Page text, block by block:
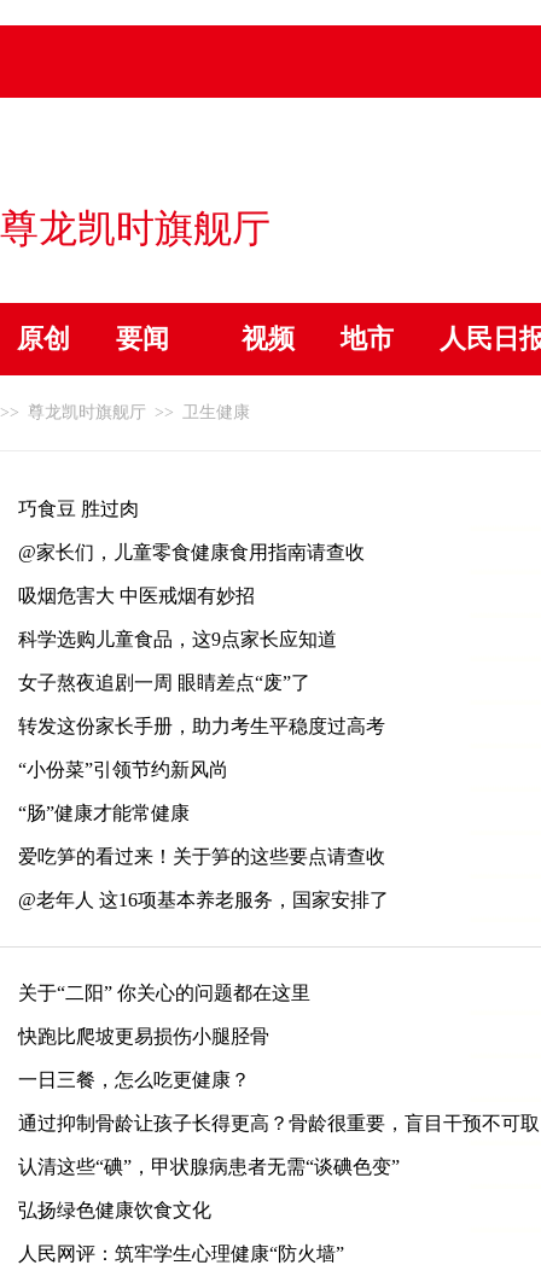
尊龙凯时旗舰厅
原创 要闻 视频 地市 人民日
>> 尊龙凯时旗舰厅 >> 卫生健康
巧食豆 胜过肉
@家长们，儿童零食健康食用指南请查收
吸烟危害大 中医戒烟有妙招
科学选购儿童食品，这9点家长应知道
女子熬夜追剧一周 眼睛差点“废”了
转发这份家长手册，助力考生平稳度过高考
“小份菜”引领节约新风尚
“肠”健康才能常健康
爱吃笋的看过来！关于笋的这些要点请查收
@老年人 这16项基本养老服务，国家安排了
关于“二阳” 你关心的问题都在这里
快跑比爬坡更易损伤小腿胫骨
一日三餐，怎么吃更健康？
通过抑制骨龄让孩子长得更高？骨龄很重要，盲目干预不可取
认清这些“碘”，甲状腺病患者无需“谈碘色变”
弘扬绿色健康饮食文化
人民网评：筑牢学生心理健康“防火墙”